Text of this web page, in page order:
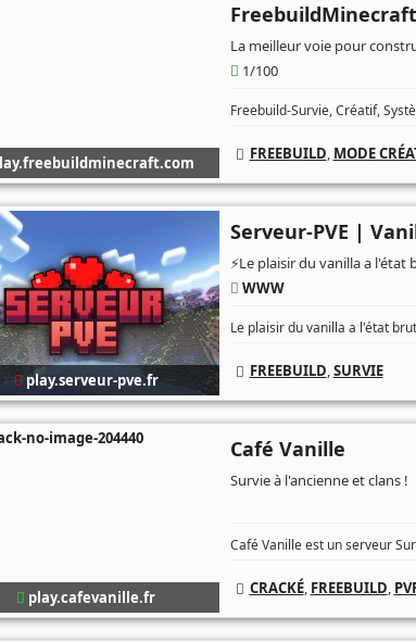
La meilleur voie pour
1/100
Freebuild-Survie, Créatif,
FREEBUILD, MODE
play.serveur-pve.fr
Serveur-PVE |
⚡Le plaisir du vanilla a l'état
WWW
Le plaisir du vanilla a l'état
FREEBUILD,SURVIE
play.cafevanille.fr
Café Vanille
Survie à l'ancienne et clans !
Café Vanille est un serveur
CRACKÉ, FREEBUILD,